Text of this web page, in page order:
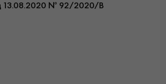
13.08.2020 № 92/2020/В